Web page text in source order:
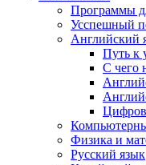
Программы
Усспешный
Английский
Путь к
С чего
Физика и
Русский язык